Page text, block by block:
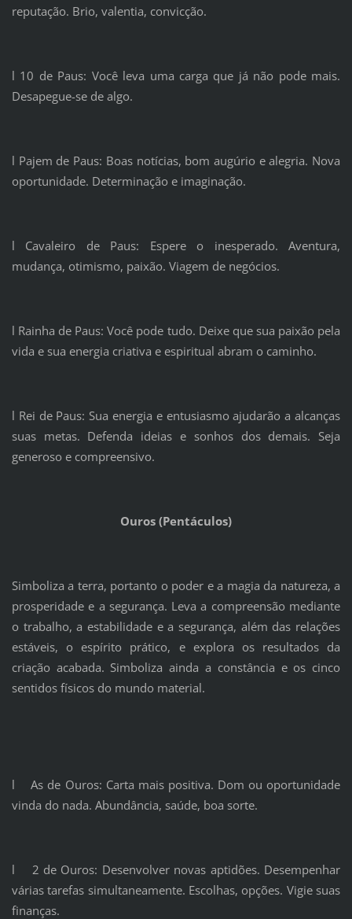
reputação. Brio, valentia, convicção.
l 10 de Paus: Você leva uma carga que já não pode mais.
Desapegue-se de algo.
l Pajem de Paus: Boas notícias, bom augúrio e alegria. Nova
oportunidade. Determinação e imaginação.
l Cavaleiro de Paus: Espere o inesperado. Aventura,
mudança, otimismo, paixão. Viagem de negócios.
l Rainha de Paus: Você pode tudo. Deixe que sua paixão pela
vida e sua energia criativa e espiritual abram o caminho.
l Rei de Paus: Sua energia e entusiasmo ajudarão a alcanças
suas metas. Defenda ideias e sonhos dos demais. Seja
generoso e compreensivo.
Ouros (Pentáculos)
Simboliza a terra, portanto o poder e a magia da natureza, a
prosperidade e a segurança. Leva a compreensão mediante
o trabalho, a estabilidade e a segurança, além das relações
estáveis, o espírito prático, e explora os resultados da
criação acabada. Simboliza ainda a constância e os cinco
sentidos físicos do mundo material.
l As de Ouros: Carta mais positiva. Dom ou oportunidade
vinda do nada. Abundância, saúde, boa sorte.
l 2 de Ouros: Desenvolver novas aptidões. Desempenhar
várias tarefas simultaneamente. Escolhas, opções. Vigie suas
finanças.